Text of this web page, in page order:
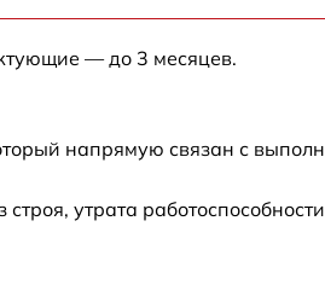
от 60 мин
— до 3 месяцев.
напрямую связан с
утрата